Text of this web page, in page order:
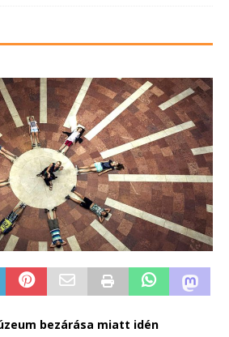
bezárása miatt idén